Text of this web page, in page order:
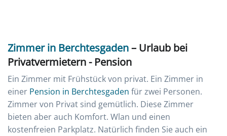
Zimmer in Berchtesgaden– Urlaub bei
Privatvermietern - Pension
Ein Zimmer mit Frühstück von privat. Ein Zimmer in
einer Pension in Berchtesgaden für zwei Personen.
Zimmer von Privat sind gemütlich. Diese Zimmer
bieten aber auch Komfort. Wlan und einen
kostenfreien Parkplatz. Natürlich finden Sie auch ein